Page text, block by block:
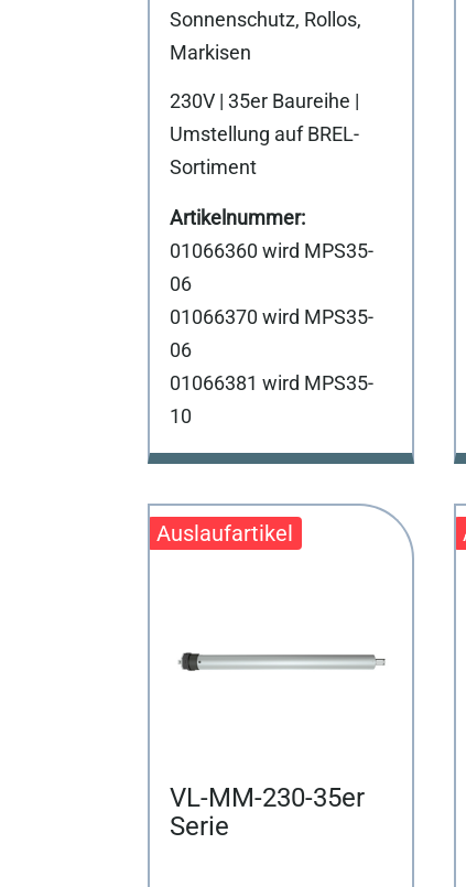
Sonnenschutz, Rollos,
Markisen
230V | 35er Baureihe |
Umstellung auf BREL-
Sortiment
01066360 wird MPS35-
06
01066370 wird MPS35-
06
01066381 wird MPS35-
10
VL-MM-230-35er
Serie